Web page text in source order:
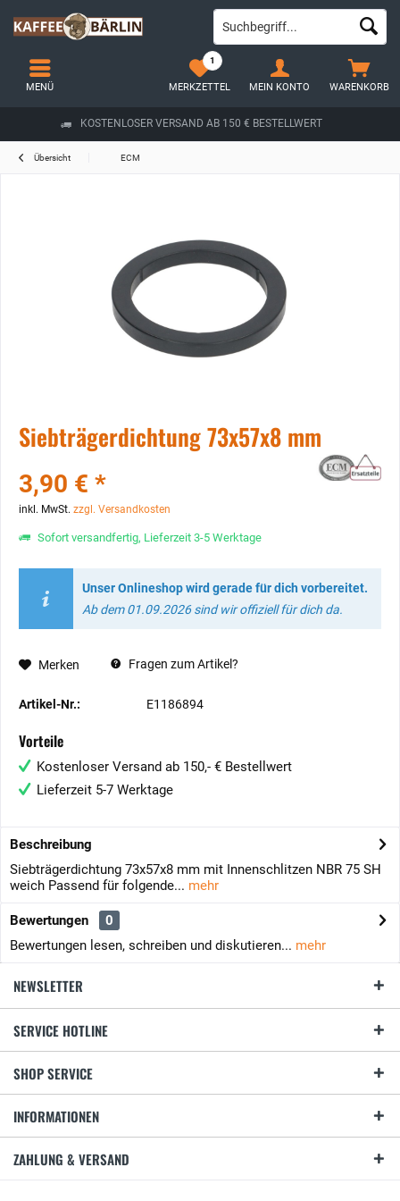
KOSTENLOSER VERSAND AB 150 € BESTELLWERT
WARENKORB
1
MERKZETTEL MEIN KONTO
MENÜ
Übersicht ECM
Siebträgerdichtung 73x57x8 mm
3,90 € *
inkl. MwSt. zzgl. Versandkosten
Sofort versandfertig, Lieferzeit 3-5 Werktage
Unser Onlineshop wird gerade für dich vorbereitet.
Ab dem 01.09.2026 sind wir offiziell für dich da.
Merken Fragen zum Artikel?
Artikel-Nr.: E1186894
Vorteile
Kostenloser Versand ab 150,- € Bestellwert
Lieferzeit 5-7 Werktage
Beschreibung
Siebträgerdichtung 73x57x8 mm mit Innenschlitzen NBR 75 SH
weich Passend für folgende... mehr
Bewertungen
0
Bewertungen lesen, schreiben und diskutieren... mehr
NEWSLETTER
SERVICE HOTLINE
SHOP SERVICE
INFORMATIONEN
ZAHLUNG & VERSAND